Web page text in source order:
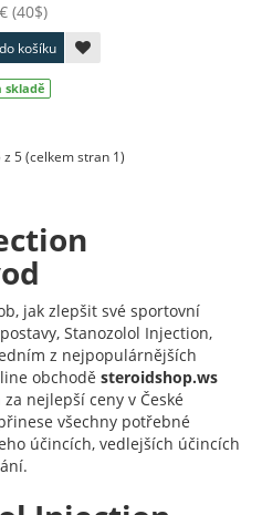
(40$)
košíku
skladě
5 (celkem stran 1)
jak zlepšit své sportovní
Stanozolol Injection,
z nejpopulárnějších
obchodě steroidshop.ws
nejlepší ceny v České
všechny potřebné
účincích, vedlejších účincích